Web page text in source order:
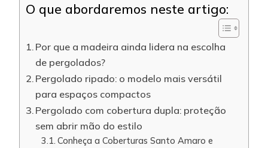
O que abordaremos neste artigo:
Por que a madeira ainda lidera na escolha
de pergolados?
Pergolado ripado: o modelo mais versátil
para espaços compactos
Pergolado com cobertura dupla: proteção
sem abrir mão do estilo
Conheça a Coberturas Santo Amaro e